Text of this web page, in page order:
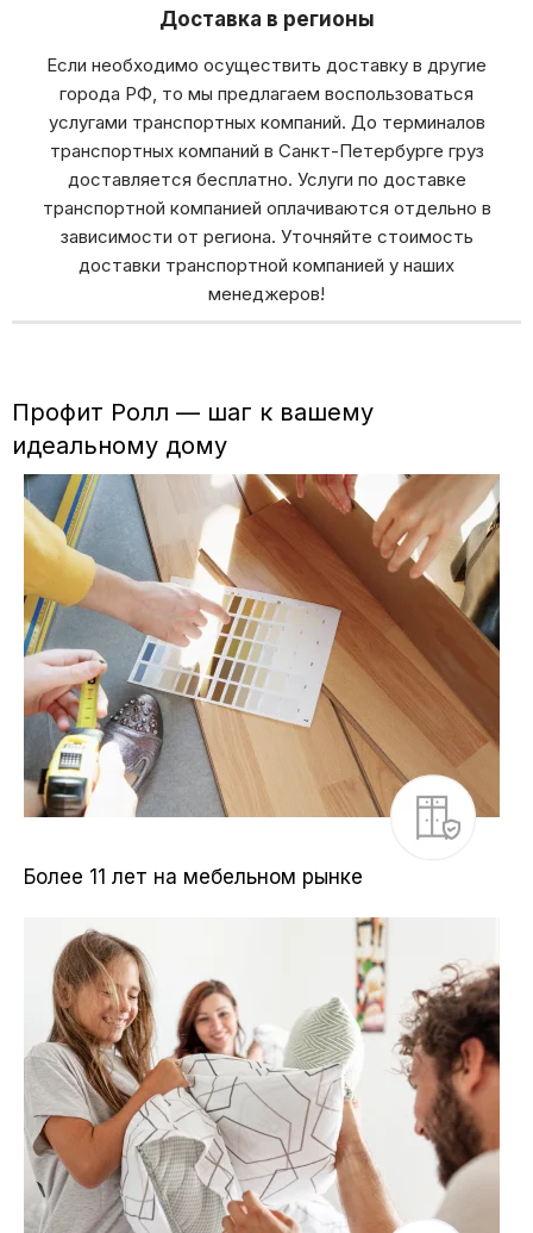
Доставка в регионы
Если необходимо осуществить доставку в другие
города РФ, то мы предлагаем воспользоваться
услугами транспортных компаний. До терминалов
транспортных компаний в Санкт-Петербурге груз
доставляется бесплатно. Услуги по доставке
транспортной компанией оплачиваются отдельно в
зависимости от региона. Уточняйте стоимость
доставки транспортной компанией у наших
менеджеров!
Профит Ролл — шаг к вашему
идеальному дому
Более 11 лет на мебельном рынке